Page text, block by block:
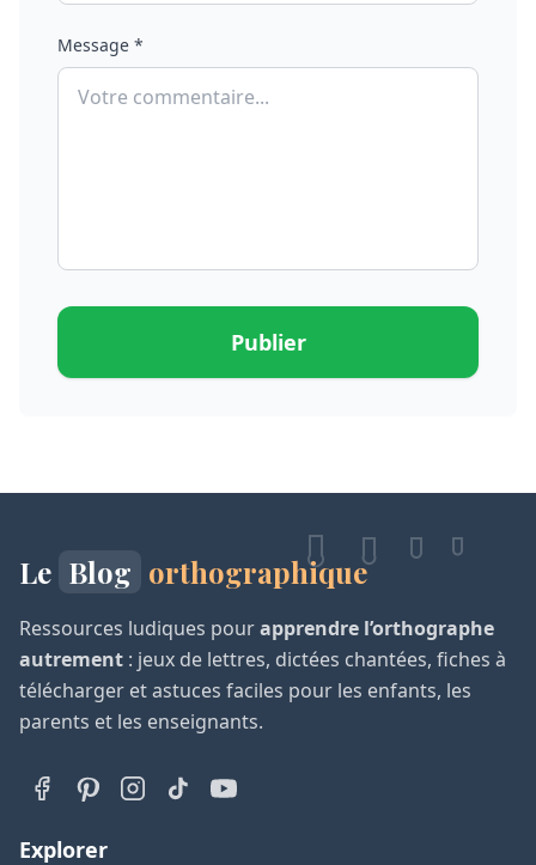
Message *
Publier
Le Blog orthographique
Ressources ludiques pourapprendre l’orthographe
autrement : jeux de lettres, dictées chantées, fiches à
télécharger et astuces faciles pour les enfants, les
parents et les enseignants.
Explorer